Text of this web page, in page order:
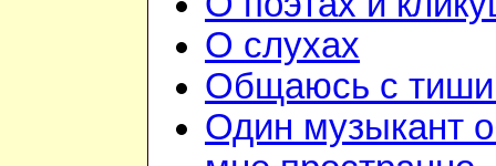
О слухах
Общаюсь с
Один музыкант